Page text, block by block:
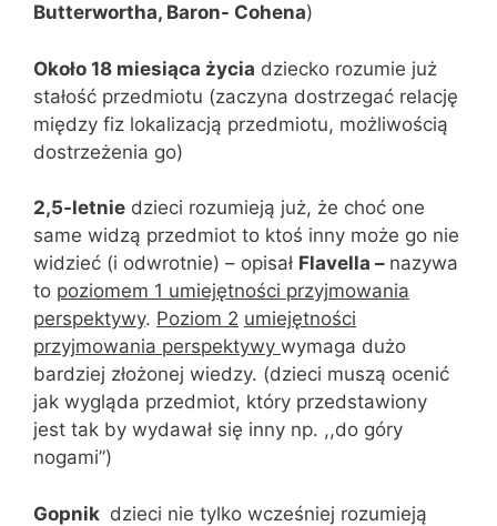
Butterwortha, Baron- Cohena)
Około 18 miesiąca życia dziecko rozumie już
stałość przedmiotu (zaczyna dostrzegać relację
między fiz lokalizacją przedmiotu, możliwością
dostrzeżenia go)
2,5-letnie dzieci rozumieją już, że choć one
same widzą przedmiot to ktoś inny może go nie
widzieć (i odwrotnie) – opisał Flavella – nazywa
to poziomem 1 umiejętności przyjmowania
perspektywy. Poziom 2 umiejętności
przyjmowania perspektywy wymaga dużo
bardziej złożonej wiedzy. (dzieci muszą ocenić
jak wygląda przedmiot, który przedstawiony
jest tak by wydawał się inny np. ,,do góry
nogami”)
Gopnik dzieci nie tylko wcześniej rozumieją